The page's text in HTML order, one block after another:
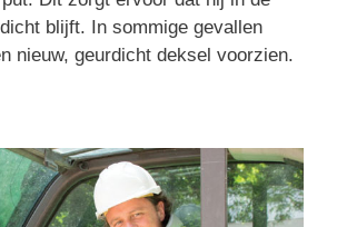
blijft. In sommige gevallen
nieuw, geurdicht deksel voorzien.